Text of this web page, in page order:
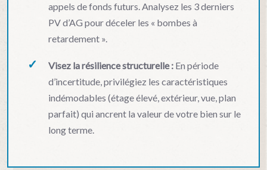
appels de fonds futurs. Analysez les 3 derniers
PV d’AG pour déceler les « bombes à
retardement ».
Visez la résilience structurelle : En période
d’incertitude, privilégiez les caractéristiques
indémodables (étage élevé, extérieur, vue, plan
parfait) qui ancrent la valeur de votre bien sur le
long terme.